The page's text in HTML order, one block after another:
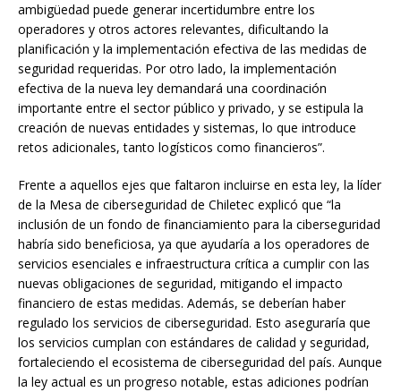
ambigüedad puede generar incertidumbre entre los
operadores y otros actores relevantes, dificultando la
planificación y la implementación efectiva de las medidas de
seguridad requeridas. Por otro lado, la implementación
efectiva de la nueva ley demandará una coordinación
importante entre el sector público y privado, y se estipula la
creación de nuevas entidades y sistemas, lo que introduce
retos adicionales, tanto logísticos como financieros”.
Frente a aquellos ejes que faltaron incluirse en esta ley, la líder
de la Mesa de ciberseguridad de Chiletec explicó que “la
inclusión de un fondo de financiamiento para la ciberseguridad
habría sido beneficiosa, ya que ayudaría a los operadores de
servicios esenciales e infraestructura crítica a cumplir con las
nuevas obligaciones de seguridad, mitigando el impacto
financiero de estas medidas. Además, se deberían haber
regulado los servicios de ciberseguridad. Esto aseguraría que
los servicios cumplan con estándares de calidad y seguridad,
fortaleciendo el ecosistema de ciberseguridad del país. Aunque
la ley actual es un progreso notable, estas adiciones podrían